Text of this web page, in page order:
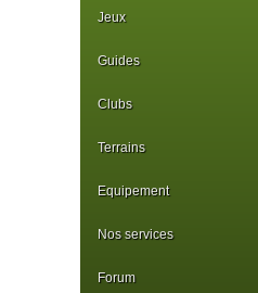
Jeux
Guides
Clubs
Terrains
Equipement
Nos services
Forum